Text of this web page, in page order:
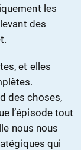
les
des
et elles
des choses,
l’épisode tout
nous nous
qui